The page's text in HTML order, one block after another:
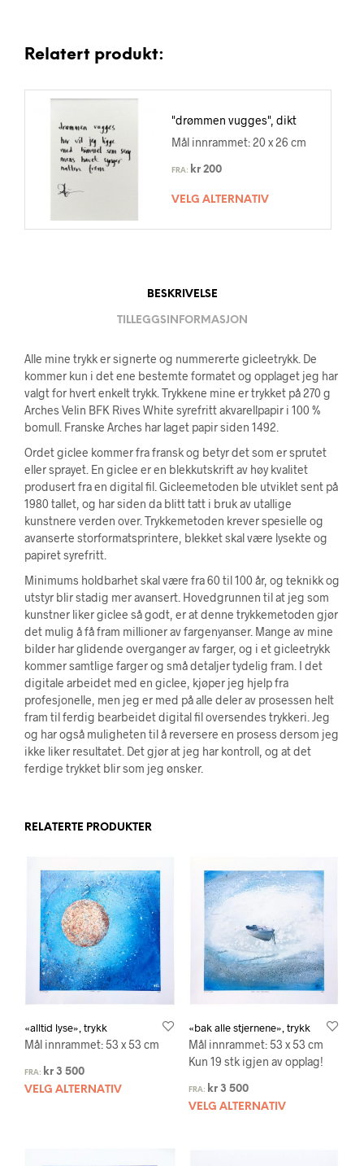
Relatert produkt:
"drømmen vugges", dikt
Mål innrammet: 20 x 26 cm
FRA: kr 200
VELG ALTERNATIV
BESKRIVELSE
TILLEGGSINFORMASJON
Alle mine trykk er signerte og nummererte gicleetrykk. De
kommer kun i det ene bestemte formatet og opplaget jeg har
valgt for hvert enkelt trykk. Trykkene mine er trykket på 270 g
Arches Velin BFK Rives White syrefritt akvarellpapir i 100 %
bomull. Franske Arches har laget papir siden 1492.
Ordet giclee kommer fra fransk og betyr det som er sprutet
eller sprayet. En giclee er en blekkutskrift av høy kvalitet
produsert fra en digital fil. Gicleemetoden ble utviklet sent på
1980 tallet, og har siden da blitt tatt i bruk av utallige
kunstnere verden over. Trykkemetoden krever spesielle og
avanserte storformatsprintere, blekket skal være lysekte og
papiret syrefritt.
Minimums holdbarhet skal være fra 60 til 100 år, og teknikk og
utstyr blir stadig mer avansert. Hovedgrunnen til at jeg som
kunstner liker giclee så godt, er at denne trykkemetoden gjør
det mulig å få fram millioner av fargenyanser. Mange av mine
bilder har glidende overganger av farger, og i et gicleetrykk
kommer samtlige farger og små detaljer tydelig fram. I det
digitale arbeidet med en giclee, kjøper jeg hjelp fra
profesjonelle, men jeg er med på alle deler av prosessen helt
fram til ferdig bearbeidet digital fil oversendes trykkeri. Jeg
og har også muligheten til å reversere en prosess dersom jeg
ikke liker resultatet. Det gjør at jeg har kontroll, og at det
ferdige trykket blir som jeg ønsker.
RELATERTE PRODUKTER
«alltid lyse», trykk
Mål innrammet: 53 x 53 cm
FRA: kr 3 500
VELG ALTERNATIV
«bak alle stjernene», trykk
Mål innrammet: 53 x 53 cm
Kun 19 stk igjen av opplag!
FRA: kr3 500
VELG ALTERNATIV